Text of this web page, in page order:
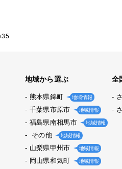
地域から選ぶ
熊本県錦町 地域情報
千葉県市原市 地域情報
福島県南相馬市 地域情報
その他 地域情報
山梨県甲州市 地域情報
岡山県和気町 地域情報
全